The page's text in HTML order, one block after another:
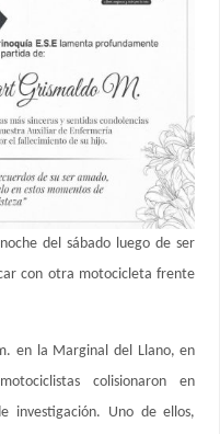
del sábado luego de ser
con otra motocicleta frente
en la Marginal del Llano, en
colisionaron en
investigación. Uno de ellos,